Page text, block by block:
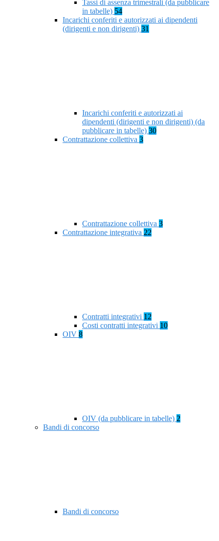
Tassi di assenza trimestrali (da pubblicare
in tabelle) 54
Incarichi conferiti e autorizzati ai dipendenti
(dirigenti e non dirigenti) 31
Incarichi conferiti e autorizzati ai
dipendenti (dirigenti e non dirigenti) (da
pubblicare in tabelle) 30
Contrattazione collettiva 3
Contrattazione collettiva 3
Contrattazione integrativa 22
Contratti integrativi 12
Costi contratti integrativi 10
OIV 8
OIV (da pubblicare in tabelle) 2
Bandi di concorso
Bandi di concorso